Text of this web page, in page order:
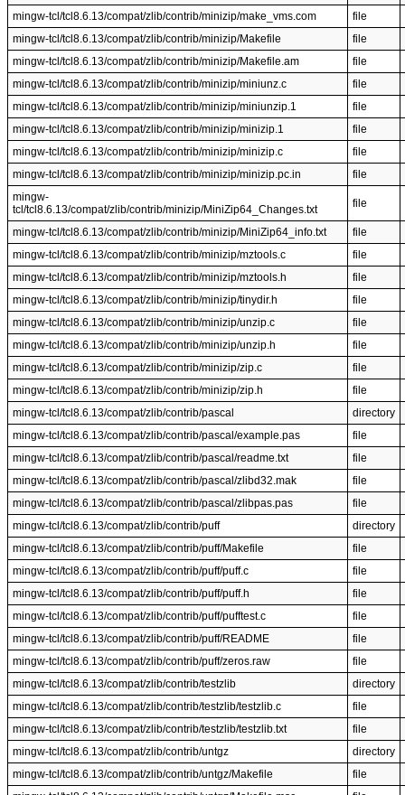
mingw-tcl/tcl8.6.13/compat/zlib/contrib/minizip/make_vms.com
file
mingw-tcl/tcl8.6.13/compat/zlib/contrib/minizip/Makefile
file
mingw-tcl/tcl8.6.13/compat/zlib/contrib/minizip/Makefile.am
file
mingw-tcl/tcl8.6.13/compat/zlib/contrib/minizip/miniunz.c
file
mingw-tcl/tcl8.6.13/compat/zlib/contrib/minizip/miniunzip.1
file
mingw-tcl/tcl8.6.13/compat/zlib/contrib/minizip/minizip.1
file
mingw-tcl/tcl8.6.13/compat/zlib/contrib/minizip/minizip.c
file
mingw-tcl/tcl8.6.13/compat/zlib/contrib/minizip/minizip.pc.in
file
mingw-
tcl/tcl8.6.13/compat/zlib/contrib/minizip/MiniZip64_Changes.txt
file
mingw-tcl/tcl8.6.13/compat/zlib/contrib/minizip/MiniZip64_info.txt
file
mingw-tcl/tcl8.6.13/compat/zlib/contrib/minizip/mztools.c
file
mingw-tcl/tcl8.6.13/compat/zlib/contrib/minizip/mztools.h
file
mingw-tcl/tcl8.6.13/compat/zlib/contrib/minizip/tinydir.h
file
mingw-tcl/tcl8.6.13/compat/zlib/contrib/minizip/unzip.c
file
mingw-tcl/tcl8.6.13/compat/zlib/contrib/minizip/unzip.h
file
mingw-tcl/tcl8.6.13/compat/zlib/contrib/minizip/zip.c
file
mingw-tcl/tcl8.6.13/compat/zlib/contrib/minizip/zip.h
file
mingw-tcl/tcl8.6.13/compat/zlib/contrib/pascal
directory
mingw-tcl/tcl8.6.13/compat/zlib/contrib/pascal/example.pas
file
mingw-tcl/tcl8.6.13/compat/zlib/contrib/pascal/readme.txt
file
mingw-tcl/tcl8.6.13/compat/zlib/contrib/pascal/zlibd32.mak
file
mingw-tcl/tcl8.6.13/compat/zlib/contrib/pascal/zlibpas.pas
file
mingw-tcl/tcl8.6.13/compat/zlib/contrib/puff
directory
mingw-tcl/tcl8.6.13/compat/zlib/contrib/puff/Makefile
file
mingw-tcl/tcl8.6.13/compat/zlib/contrib/puff/puff.c
file
mingw-tcl/tcl8.6.13/compat/zlib/contrib/puff/puff.h
file
mingw-tcl/tcl8.6.13/compat/zlib/contrib/puff/pufftest.c
file
mingw-tcl/tcl8.6.13/compat/zlib/contrib/puff/README
file
mingw-tcl/tcl8.6.13/compat/zlib/contrib/puff/zeros.raw
file
mingw-tcl/tcl8.6.13/compat/zlib/contrib/testzlib
directory
mingw-tcl/tcl8.6.13/compat/zlib/contrib/testzlib/testzlib.c
file
mingw-tcl/tcl8.6.13/compat/zlib/contrib/testzlib/testzlib.txt
file
mingw-tcl/tcl8.6.13/compat/zlib/contrib/untgz
directory
mingw-tcl/tcl8.6.13/compat/zlib/contrib/untgz/Makefile
file